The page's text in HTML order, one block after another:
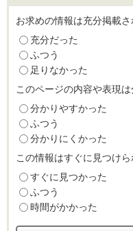
お求めの情報は充分掲載
充分だった
ふつう
足りなかった
このページの内容や表現
分かりやすかった
ふつう
分かりにくかった
この情報はすぐに見つけら
すぐに見つかった
ふつう
時間がかかった